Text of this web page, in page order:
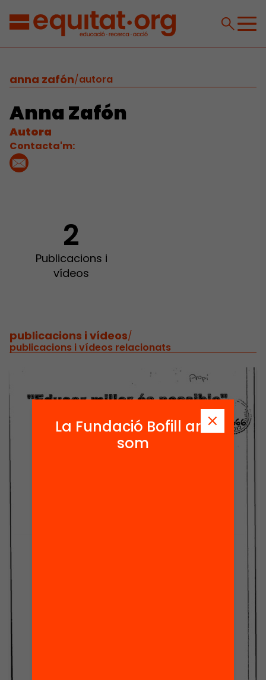
anna zafón/autora
Anna Zafón
Autora
Contacta'm:
2
Publicacions i
vídeos
publicacions i vídeos/
publicacions i vídeos relacionats
La Fundació Bofill ara
som